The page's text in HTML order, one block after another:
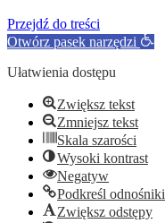
Przejdź do treści
Otwórz pasek narzędzi
Ułatwienia dostępu
Zwiększ tekst
Zmniejsz tekst
Skala szarości
Wysoki kontrast
Negatyw
Podkreśl odnośniki
Zwiększ odstępy